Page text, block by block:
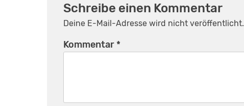
Schreibe einen Kommentar
Deine E-Mail-Adresse wird nicht veröffentlicht.
Kommentar *